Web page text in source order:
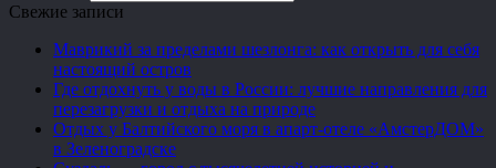
Свежие записи
Маврикий за пределами шезлонга: как открыть для себя
настоящий остров
Где отдохнуть у воды в России: лучшие направления для
перезагрузки и отдыха на природе
Отдых у Балтийского моря в апарт-отеле «АмстерДОМ»
в Зеленоградске